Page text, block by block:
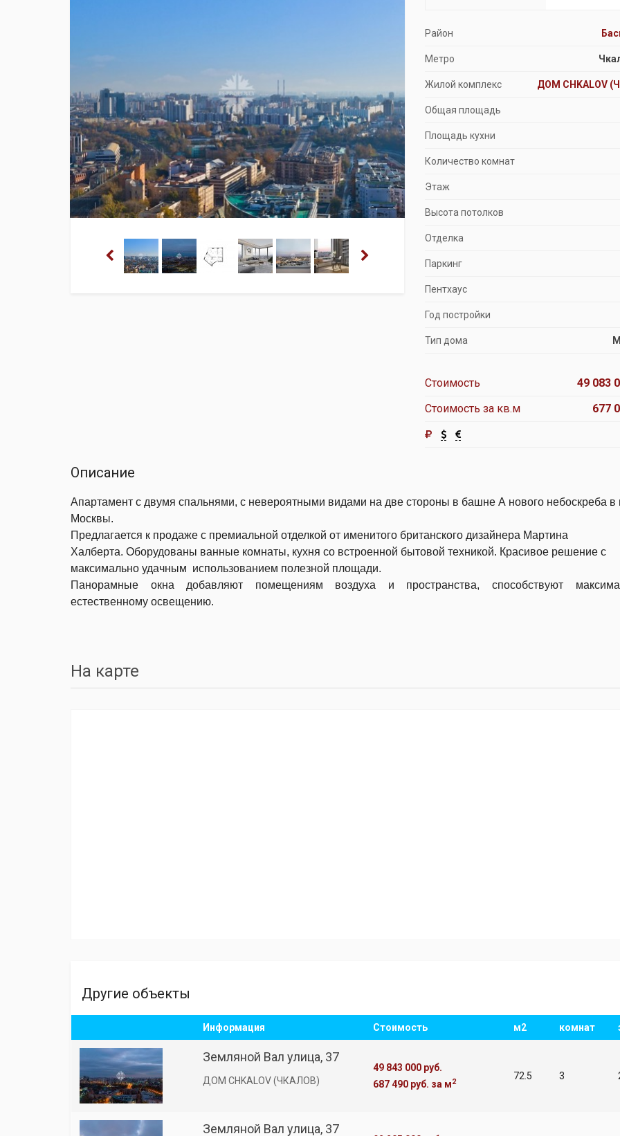
Район
Метро
Жилой комплекс ДОМ CHKALOV
Общая площадь
Площадь кухни
Количество комнат
Этаж
Высота потолков
Отделка
Паркинг
Пентхаус
Год постройки
Тип дома
Стоимость
49 083
Стоимость за кв.м
677
Описание
Апартамент с двумя спальнями, с невероятными видами на две стороны в башне А нового небоскреба в
Москвы.
Предлагается к продаже c премиальной отделкой от именитого британского дизайнера Мартина
Халберта. Оборудованы ванные комнаты, кухня со встроенной бытовой техникой. Красивое решение с
максимально удачным использованием полезной площади.
Панорамные окна добавляют помещениям воздуха и пространства, способствуют
естественному освещению.
На карте
Другие объекты
Информация Стоимость м2 комнат
Земляной Вал улица, 37
ДОМ CHKALOV (ЧКАЛОВ)
49 843 000 руб.
687 490 руб. за м2
72.5 3
Земляной Вал улица, 37